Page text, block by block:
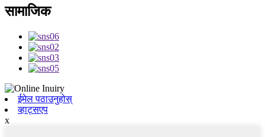
सामाजिक
ईमेल पठाउनुहोस्
व्हाट्सएप
x